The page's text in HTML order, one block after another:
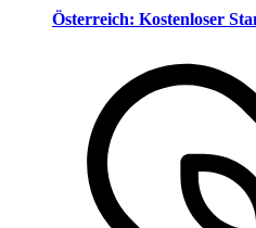
Österreich: Kostenloser